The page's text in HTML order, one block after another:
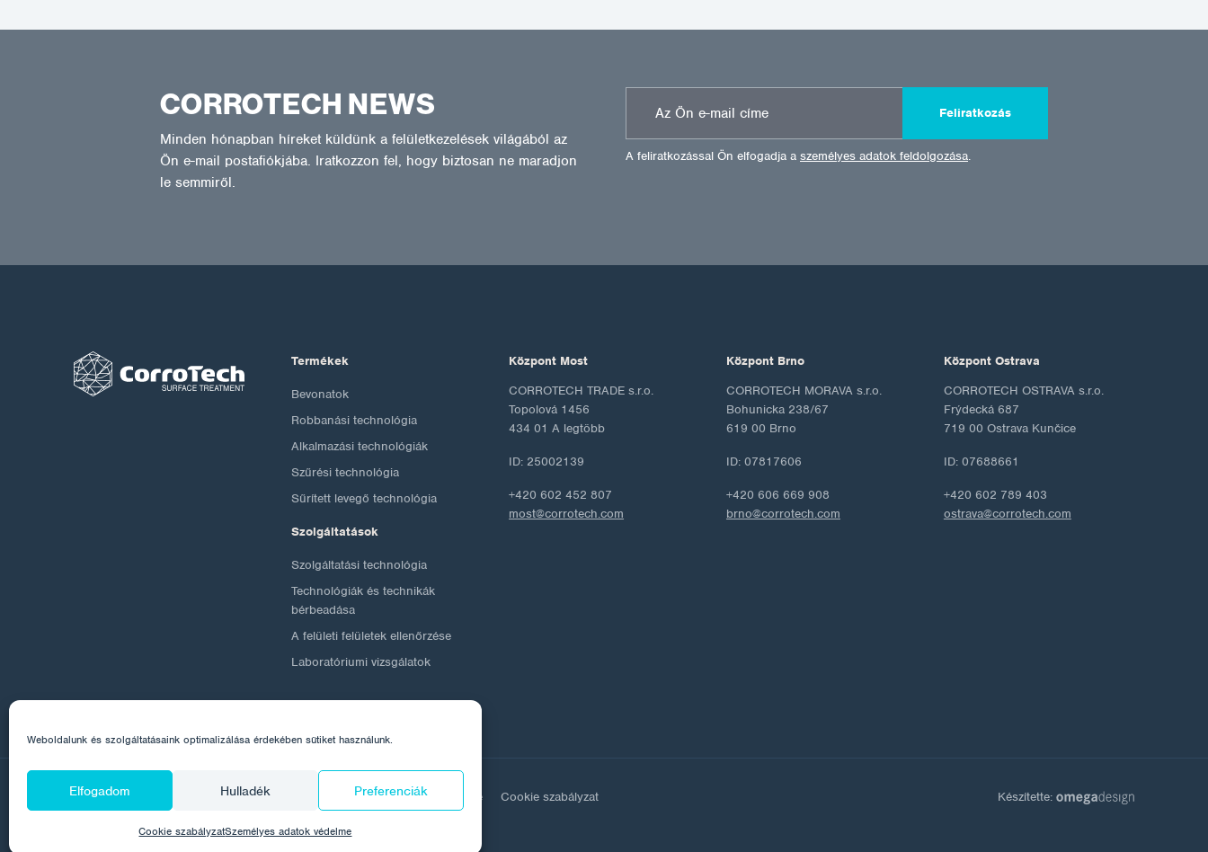
Weboldalunk és szolgáltatásaink optimalizálása érdekében sütiket használunk.
Elfogadom Hulladék Preferenciák
Cookie szabályzatSzemélyes adatok védelme
CORROTECH NEWS
Minden hónapban híreket küldünk a felületkezelések világából az
Ön e-mail postafiókjába. Iratkozzon fel, hogy biztosan ne maradjon
le semmiről.
Feliratkozás
A feliratkozással Ön elfogadja a személyes adatok feldolgozása.
Termékek
Bevonatok
Robbanási technológia
Alkalmazási technológiák
Szűrési technológia
Sűrített levegő technológia
Szolgáltatások
Szolgáltatási technológia
Technológiák és technikák
bérbeadása
A felületi felületek ellenőrzése
Laboratóriumi vizsgálatok
Központ Most
CORROTECH TRADE s.r.o.
Topolová 1456
434 01 A legtöbb
ID: 25002139
+420 602 452 807
most@corrotech.com
Központ Brno
CORROTECH MORAVA s.r.o.
Bohunicka 238/67
619 00 Brno
ID: 07817606
+420 606 669 908
brno@corrotech.com
Központ Ostrava
CORROTECH OSTRAVA s.r.o.
Frýdecká 687
719 00 Ostrava Kunčice
ID: 07688661
+420 602 789 403
ostrava@corrotech.com
© 2026 Corrotech Rólunk Kapcsolat Személyes adatok védelme Cookie szabályzat Készítette: